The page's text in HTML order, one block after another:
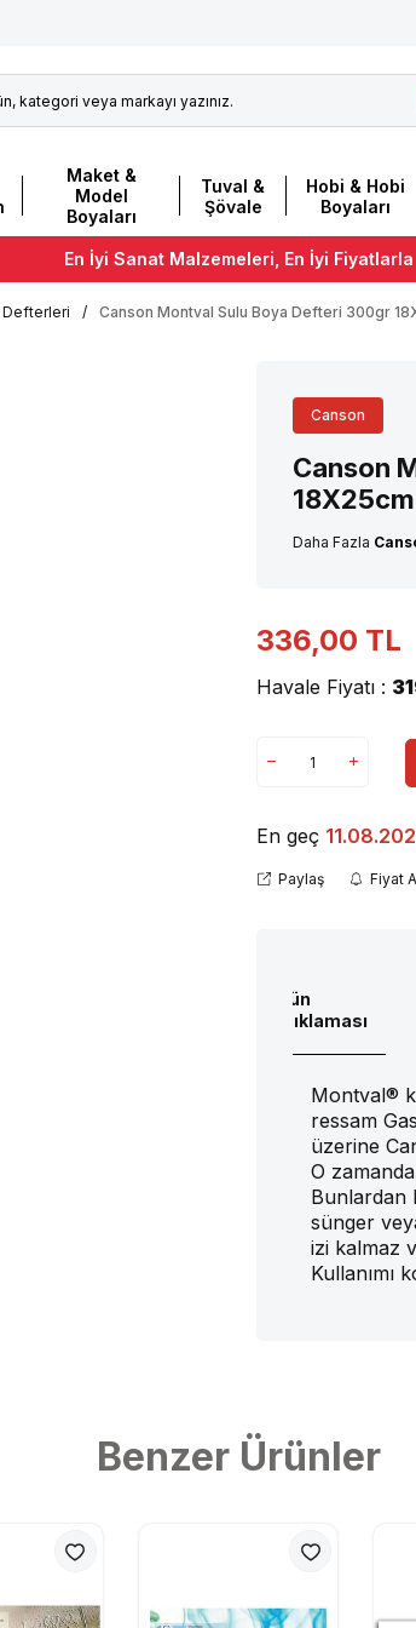
Maket &
Model
Boyaları
Tuval &
Şövale
Hobi & Hobi
Boyaları
En İyi Sanat Malzemeleri, En İyi Fiyatlarla
Defterleri / Canson Montval Sulu Boya Defteri 300gr
Canson
Canson
Daha Fazla
336,00 TL
Havale Fiyatı :
En geç
Paylaş Fiyat
Ürün
Açıklaması
Montval®
ressam
üzerine
O
Bunlardan
sünger
izi kalmaz
Kullanımı
Benzer Ürünler